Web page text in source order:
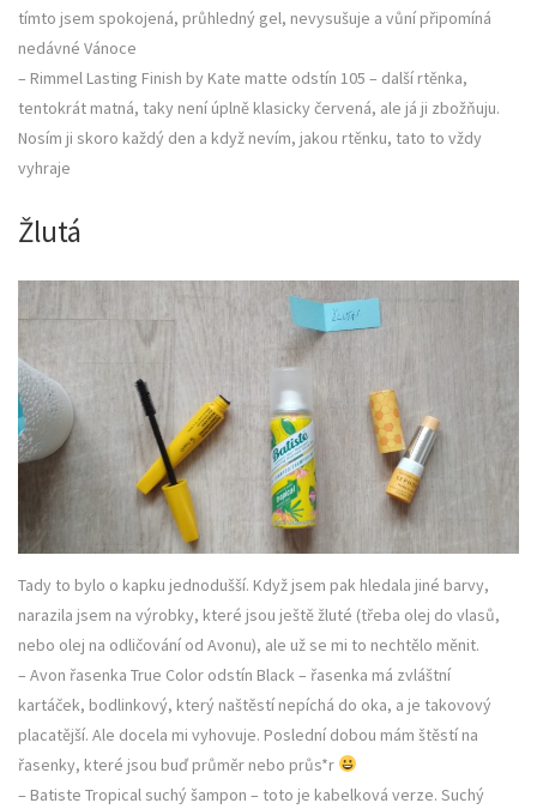
tímto jsem spokojená, průhledný gel, nevysušuje a vůní připomíná
nedávné Vánoce
– Rimmel Lasting Finish by Kate matte odstín 105 – další rtěnka,
tentokrát matná, taky není úplně klasicky červená, ale já ji zbožňuju.
Nosím ji skoro každý den a když nevím, jakou rtěnku, tato to vždy
vyhraje
Žlutá
Tady to bylo o kapku jednodušší. Když jsem pak hledala jiné barvy,
narazila jsem na výrobky, které jsou ještě žluté (třeba olej do vlasů,
nebo olej na odličování od Avonu), ale už se mi to nechtělo měnit.
– Avon řasenka True Color odstín Black – řasenka má zvláštní
kartáček, bodlinkový, který naštěstí nepíchá do oka, a je takovový
placatější. Ale docela mi vyhovuje. Poslední dobou mám štěstí na
řasenky, které jsou buď průměr nebo průs*r
– Batiste Tropical suchý šampon – toto je kabelková verze. Suchý